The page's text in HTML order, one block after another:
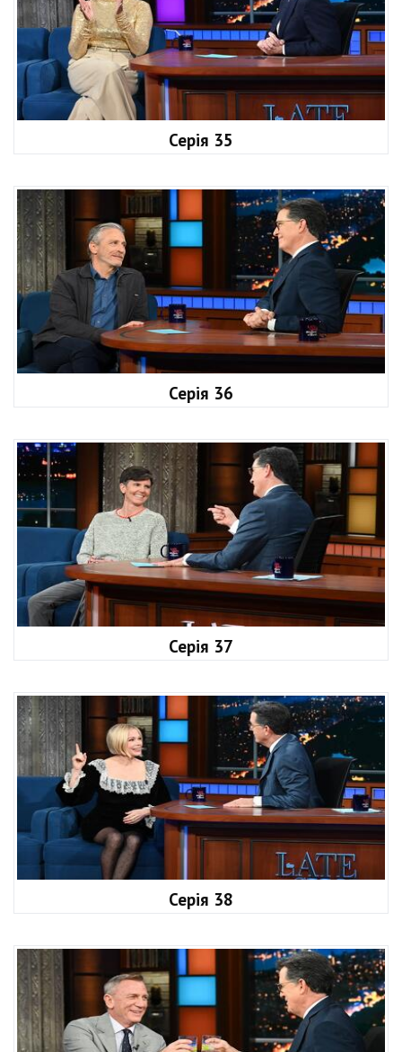
Серія 35
Серія 36
Серія 37
Серія 38